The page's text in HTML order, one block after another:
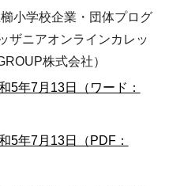
小学校企業・団体プログ
ザニアオンラインカレッ
株式会社）
5年7月13日（ワード：
5年7月13日（PDF：